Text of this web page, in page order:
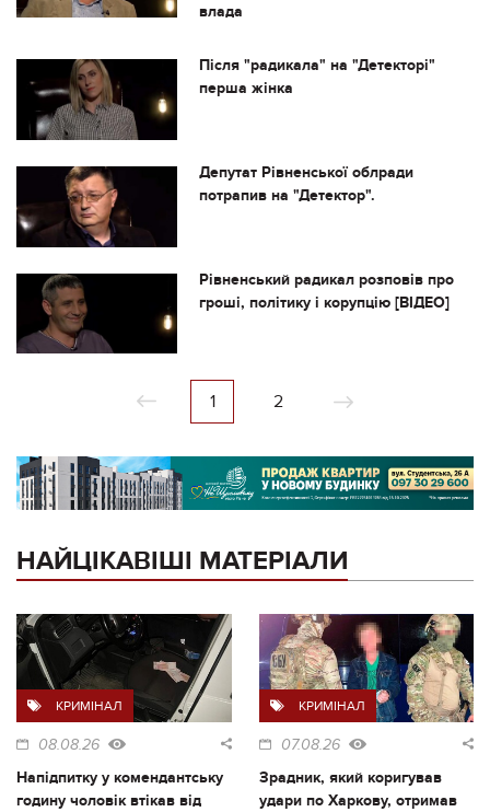
влада
Після "радикала" на "Детекторі"
перша жінка
Депутат Рівненської облради
потрапив на "Детектор".
Рівненський радикал розповів про
гроші, політику і корупцію [ВІДЕО]
1 2
НАЙЦІКАВІШІ МАТЕРІАЛИ
КРИМІНАЛ
08.08.26
Напідпитку у комендантську
годину чоловік втікав від
КРИМІНАЛ
07.08.26
Зрадник, який коригував
удари по Харкову, отримав